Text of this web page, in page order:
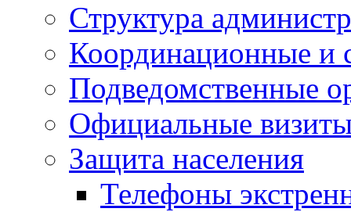
Структура
Координационные и
Подведомственные
Официальные
Защита населения
Телефоны